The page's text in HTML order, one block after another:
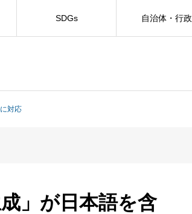
SDGs 自治体・行政
対応
」が日本語を含